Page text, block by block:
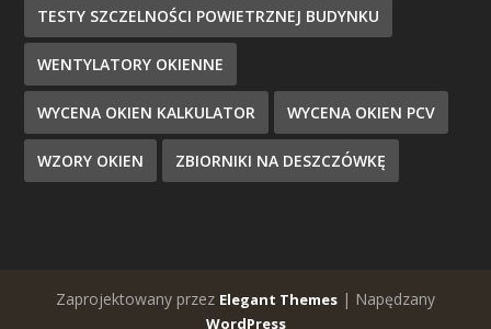
TESTY SZCZELNOŚCI POWIETRZNEJ BUDYNKU
WENTYLATORY OKIENNE
WYCENA OKIEN KALKULATOR WYCENA OKIEN PCV
WZORY OKIEN ZBIORNIKI NA DESZCZÓWKĘ
Zaprojektowany przez Elegant Themes | Napędzany
WordPress